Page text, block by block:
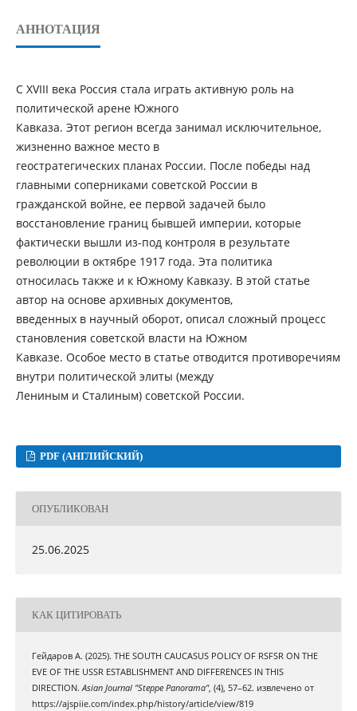
АННОТАЦИЯ
С XVIII века Россия стала играть активную роль на
политической арене Южного
Кавказа. Этот регион всегда занимал исключительное,
жизненно важное место в
геостратегических планах России. После победы над
главными соперниками советской России в
гражданской войне, ее первой задачей было
восстановление границ бывшей империи, которые
фактически вышли из-под контроля в результате
революции в октябре 1917 года. Эта политика
относилась также и к Южному Кавказу. В этой статье
автор на основе архивных документов,
введенных в научный оборот, описал сложный процесс
становления советской власти на Южном
Кавказе. Особое место в статье отводится противоречиям
внутри политической элиты (между
Лениным и Сталиным) советской России.
PDF (АНГЛИЙСКИЙ)
ОПУБЛИКОВАН
25.06.2025
КАК ЦИТИРОВАТЬ
Гейдаров A. (2025). THE SOUTH CAUCASUS POLICY OF RSFSR ON THE
EVE OF THE USSR ESTABLISHMENT AND DIFFERENCES IN THIS
DIRECTION.Asian Journal "Steppe Panorama", (4), 57–62. извлечено от
https://ajspiie.com/index.php/history/article/view/819